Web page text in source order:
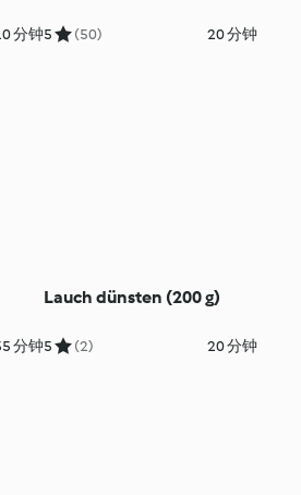
分钟5 (50) 20 分钟
分钟
Lauch dünsten (200 g)
5 (2) 20 分钟